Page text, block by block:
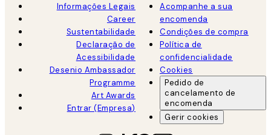
Informações Legais
Career
Sustentabilidade
Declaração de
Acessibilidade
Desenio Ambassador
Programme
Art Awards
Entrar (Empresa)
Acompanhe a sua
encomenda
Condições de compra
Política de
confidencialidade
Cookies
Pedido de
cancelamento de
encomenda
Gerir cookies